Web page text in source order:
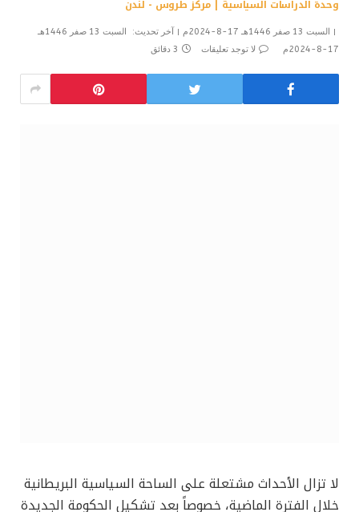
وحدة الدراسات السياسية | مركز طروس - لندن
السبت 13 صفر 1446هـ 17-8-2024م آخر تحديث:
السبت 13 صفر 1446هـ
17-8-2024م
لا توجد تعليقات 3 دقائق
لا تزال الأحداث مشتعلة على الساحة السياسية البريطانية
خلال الفترة الماضية، خصوصاً بعد تشكيل الحكومة الجديدة